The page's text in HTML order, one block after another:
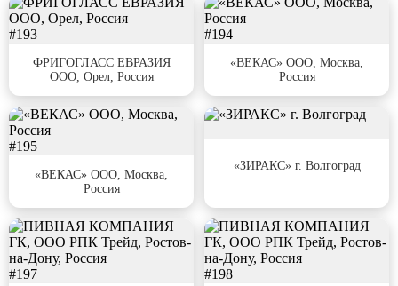
#193
ФРИГОГЛАСС ЕВРАЗИЯ
ООО, Орел, Россия
#194
«ВЕКАС» ООО, Москва,
Россия
#195
«ВЕКАС» ООО, Москва,
Россия
«ЗИРАКС» г. Волгоград
#197 #198